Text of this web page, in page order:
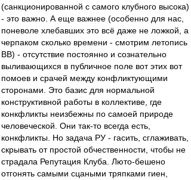
(санкционированной с самого клубного высока)
- это важно. А еще важнее (особенно для нас,
поневоле хлебавших это всё даже не ложкой, а
черпаком сколько времени - смотрим летопись
ВВ) - отсутствие постоянно и сознательно
выливающихся в публичное поле вот этих вот
помоев и срачей между конфликтующими
сторонами. Это базис для нормальной
конструктивной работы в коллективе, где
конкфликты неизбежны по самоей природе
человеческой. Они так-то всегда есть,
конкфликты. Но задача РУ - гасить, сглаживать,
скрывать от простой обчественности, чтобы не
страдала Репутация Клуба. Люто-бешено
отгонять самыми сцаными тряпками гиен,